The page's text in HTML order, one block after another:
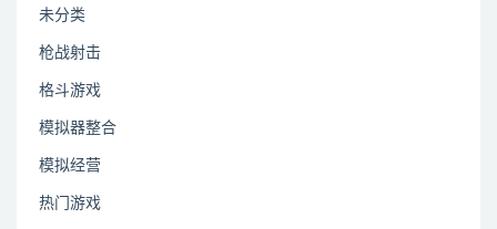
未分类
枪战射击
格斗游戏
模拟器整合
模拟经营
热门游戏